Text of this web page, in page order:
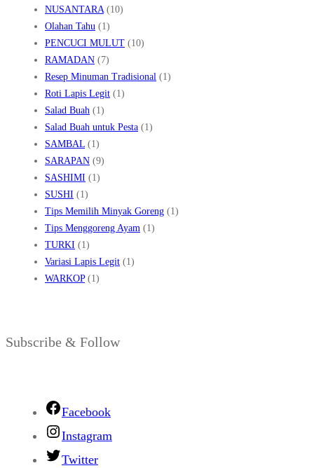
NUSANTARA(10)
Olahan Tahu (1)
PENCUCI MULUT (10)
RAMADAN (7)
Resep Minuman Tradisional (1)
Roti Lapis Legit (1)
Salad Buah (1)
Salad Buah untuk Pesta (1)
SAMBAL (1)
SARAPAN (9)
SASHIMI (1)
SUSHI (1)
Tips Memilih Minyak Goreng (1)
Tips Menggoreng Ayam (1)
TURKI (1)
Variasi Lapis Legit (1)
WARKOP(1)
Subscribe & Follow
Facebook
Instagram
Twitter